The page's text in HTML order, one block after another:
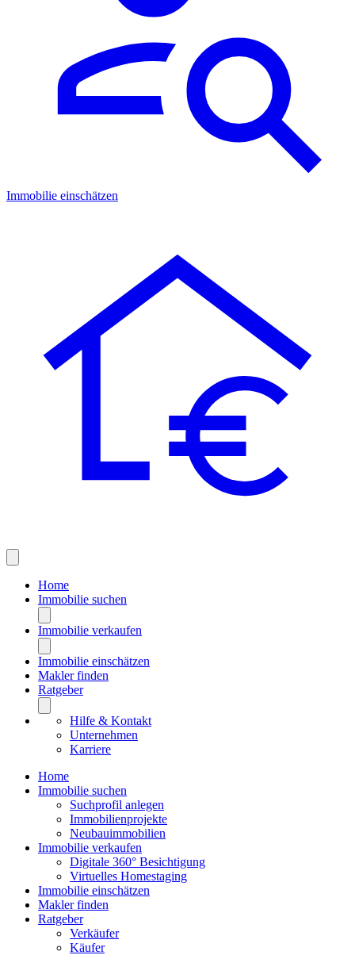
Immobilie einschätzen
Home
Immobilie suchen
Immobilie verkaufen
Immobilie einschätzen
Makler finden
Ratgeber
Hilfe & Kontakt
Unternehmen
Karriere
Home
Immobilie suchen
Suchprofil anlegen
Immobilienprojekte
Neubauimmobilien
Immobilie verkaufen
Digitale 360° Besichtigung
Virtuelles Homestaging
Immobilie einschätzen
Makler finden
Ratgeber
Verkäufer
Käufer